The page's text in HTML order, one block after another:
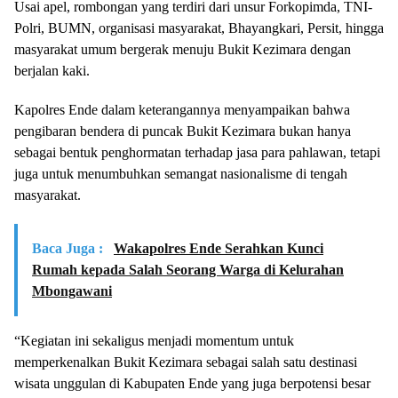
Usai apel, rombongan yang terdiri dari unsur Forkopimda, TNI-
Polri, BUMN, organisasi masyarakat, Bhayangkari, Persit, hingga
masyarakat umum bergerak menuju Bukit Kezimara dengan
berjalan kaki.
Kapolres Ende dalam keterangannya menyampaikan bahwa
pengibaran bendera di puncak Bukit Kezimara bukan hanya
sebagai bentuk penghormatan terhadap jasa para pahlawan, tetapi
juga untuk menumbuhkan semangat nasionalisme di tengah
masyarakat.
Baca Juga :
Wakapolres Ende Serahkan Kunci
Rumah kepada Salah Seorang Warga di Kelurahan
Mbongawani
“Kegiatan ini sekaligus menjadi momentum untuk
memperkenalkan Bukit Kezimara sebagai salah satu destinasi
wisata unggulan di Kabupaten Ende yang juga berpotensi besar